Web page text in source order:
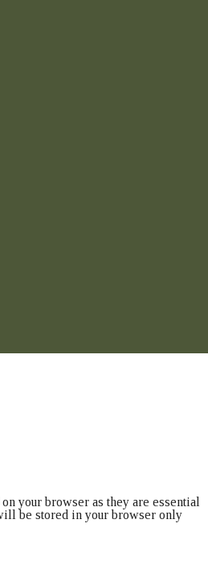
your browser as they are essential
be stored in your browser only